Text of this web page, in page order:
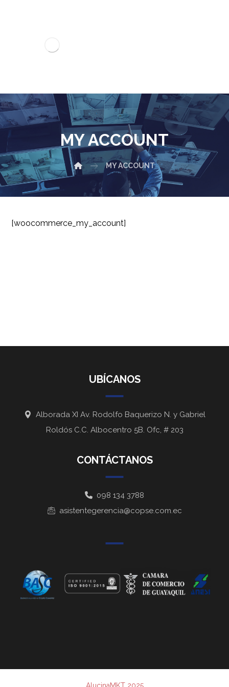
MY ACCOUNT
MY ACCOUNT
[woocommerce_my_account]
UBÍCANOS
Alborada XI Av. Rodolfo Baquerizo N. y Gabriel
Roldós C.C. Albocentro 5B. Ofc, # 203
CONTÁCTANOS
098 134 3788
asistentegerencia@copse.com.ec